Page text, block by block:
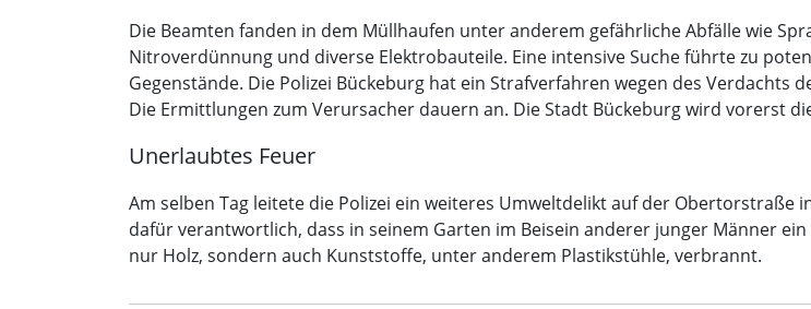
Die Beamten fanden in dem Müllhaufen unter anderem gefährliche Abfälle wie
Nitroverdünnung und diverse Elektrobauteile. Eine intensive Suche führte zu
Gegenstände. Die Polizei Bückeburg hat ein Strafverfahren wegen des
Die Ermittlungen zum Verursacher dauern an. Die Stadt Bückeburg wird vorerst
Unerlaubtes Feuer
Am selben Tag leitete die Polizei ein weiteres Umweltdelikt auf der Obertorstraße
dafür verantwortlich, dass in seinem Garten im Beisein anderer junger Männer
nur Holz, sondern auch Kunststoffe, unter anderem Plastikstühle, verbrannt.